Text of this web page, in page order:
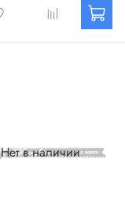
Нет в наличии